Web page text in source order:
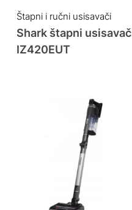
Štapni i ručni usisavači
Shark štapni usisavač
IZ420EUT